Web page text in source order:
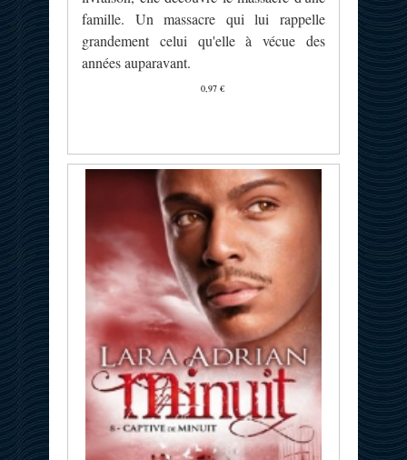
famille. Un massacre qui lui rappelle
grandement celui qu'elle à vécue des
années auparavant.
0,97 €